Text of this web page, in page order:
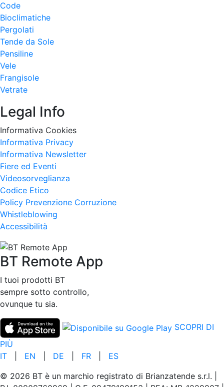
Code
Bioclimatiche
Pergolati
Tende da Sole
Pensiline
Vele
Frangisole
Vetrate
Legal Info
Informativa Cookies
Informativa Privacy
Informativa Newsletter
Fiere ed Eventi
Videosorveglianza
Codice Etico
Policy Prevenzione Corruzione
Whistleblowing
Accessibilità
BT Remote App
I tuoi prodotti BT
sempre sotto controllo,
ovunque tu sia.
SCOPRI DI
PIÙ
IT
EN DE FR
ES
© 2026 BT è un marchio registrato di Brianzatende s.r.l. |